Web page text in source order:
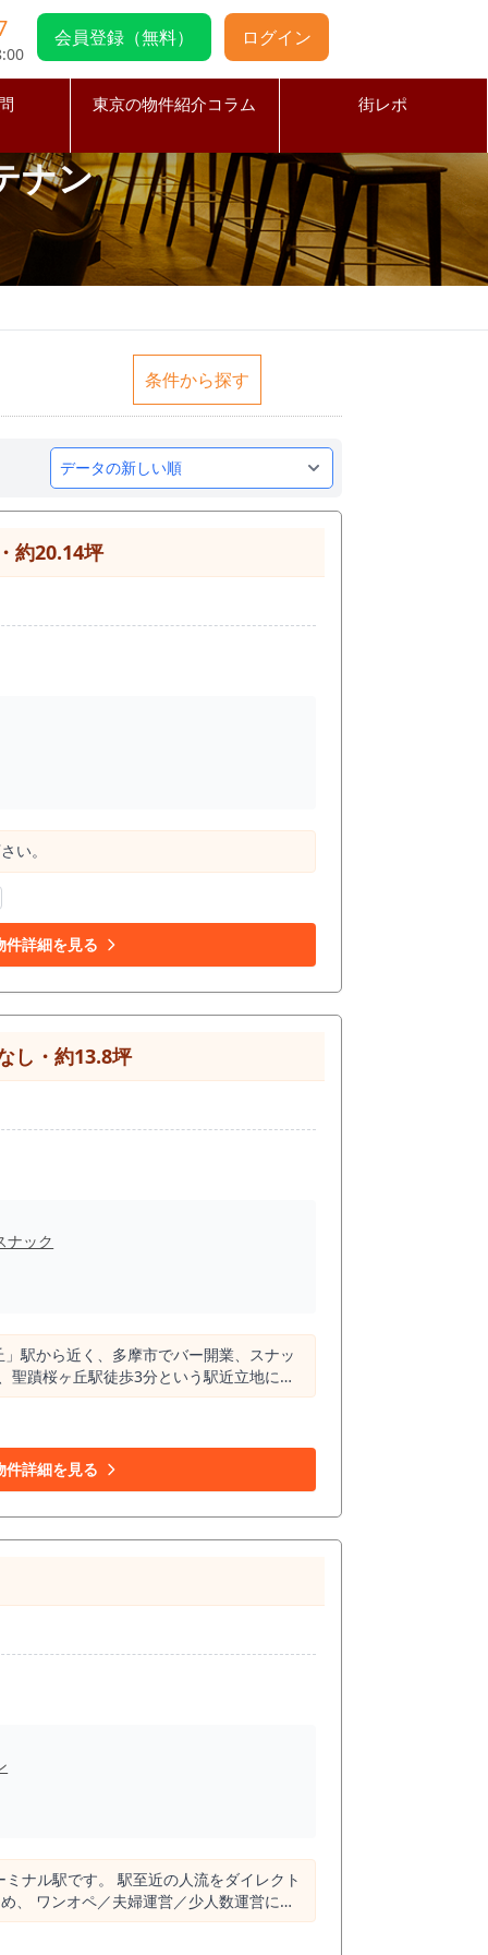
会員登録（無料） ログイン
東京の物件紹介コラム 街レポ
ナン
条件から探す
約20.14坪
い。
件詳細を見る
し・約13.8坪
ナック
駅から近く、多摩市でバー開業、スナッ
望される開業者が一定数いる一方で、募集
駅半径500m圏内には飲食店が約226件
ク・カラオケバーとしての差別化も検討
「帰宅前に立ち寄れる店」「地元で歌え
ついては、事前に希望業態をお知らせい
たい物件です。聖蹟桜ヶ丘駅徒歩3分、
いただきたいバー居抜き物件です。
件詳細を見る
人流をダイレクト